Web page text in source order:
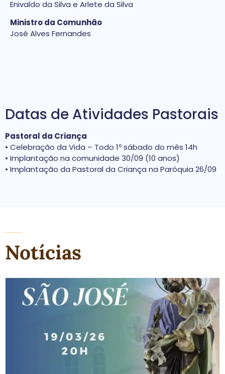
Enivaldo da Silva e Arlete da Silva
Ministro da Comunhão
José Alves Fernandes
Datas de Atividades Pastorais
Pastoral da Criança
• Celebração da Vida – Todo 1º sábado do mês 14h
• Implantação na comunidade 30/09 (10 anos)
• Implantação da Pastoral da Criança na Paróquia 26/09
Notícias